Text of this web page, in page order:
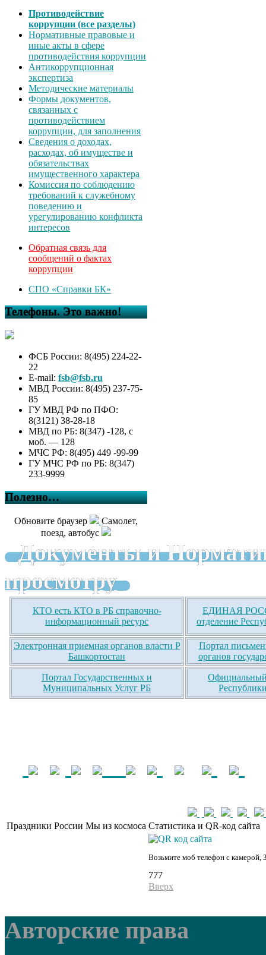
Противодействие
коррупции (все разделы)
Нормативные правовые и
иные акты в сфере
противодействия коррупции
Антикоррупционная
экспертиза
Методические материалы
Формы документов,
связанных с
противодействием
коррупции, для заполнения
Сведения о доходах,
расходах, об имуществе и
обязательствах
имущественного характера
Комиссия по соблюдению
требований к служебному
поведению и
урегулированию конфликта
интересов
Обратная связь для
сообщений о фактах
коррупции
СПО «Справки БК»
Телефоны. Это важно!
ФСБ России: 8(495) 224-22-
22
E-mail: fsb@fsb.ru
МВД России: 8(495) 237-75-
85
ГУ МВД РФ по ПФО:
8(3121) 38-28-18
МВД по РБ: 8(347) -128, с
моб. — 128
МЧС РФ: 8(495) 449 -99-99
ГУ МЧС РФ по РБ: 8(347)
233-9999
Полезно…
Обновите браузер
Самолет,
поезд, автобус
Документы и
просмотру
КТО есть КТО в РБ справочно-
информационный ресурс
ЕДИНАЯ
отделение
Электронная приемная органов власти Р
Башкортостан
Портал
органов
Портал Государственных и
Муниципальных Услуг РБ
Официальный
Праздники России Мы из космоса Статистика и QR-код сайта
Возьмите моб телефон с камерой,
777
Вверх
Авторские права